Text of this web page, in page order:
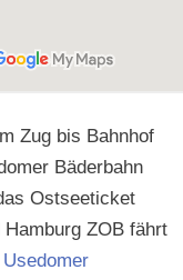
Zug bis Bahn­hof
Bäder­bahn
Ost­seet­ick­et
ZOB fährt